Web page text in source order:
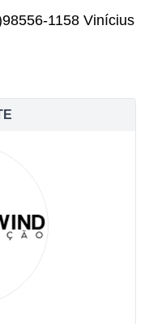
1158 Vinícius